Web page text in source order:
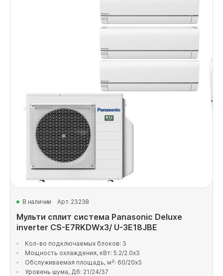
В наличии Арт. 23238
Мульти сплит система Panasonic Deluxe
inverter CS-E7RKDWx3/ U-3E18JBE
Кол-во подключаемых блоков: 3
Мощность охлаждения, кВт: 5.2/2.0x3
Обслуживаемая площадь, м²: 60/20x3
Уровень шума, Дб: 21/24/37